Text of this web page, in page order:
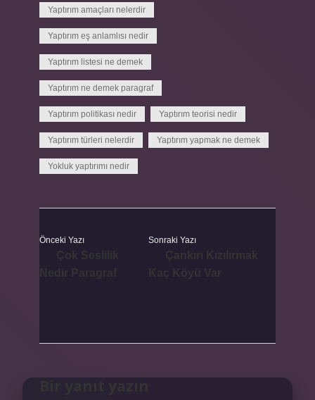
Yaptırım amaçları nelerdir
Yaptırım eş anlamlısı nedir
Yaptırım listesi ne demek
Yaptırım ne demek paragraf
Yaptırım politikası nedir Yaptırım teorisi nedir
Yaptırım türleri nelerdir Yaptırım yapmak ne demek
Yokluk yaptırımı nedir
Önceki Yazı Sonraki Yazı